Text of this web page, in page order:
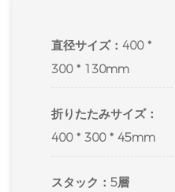
直径サイズ：400 *
300 * 130mm
折りたたみサイズ：
400 * 300 * 45mm
スタック：5層